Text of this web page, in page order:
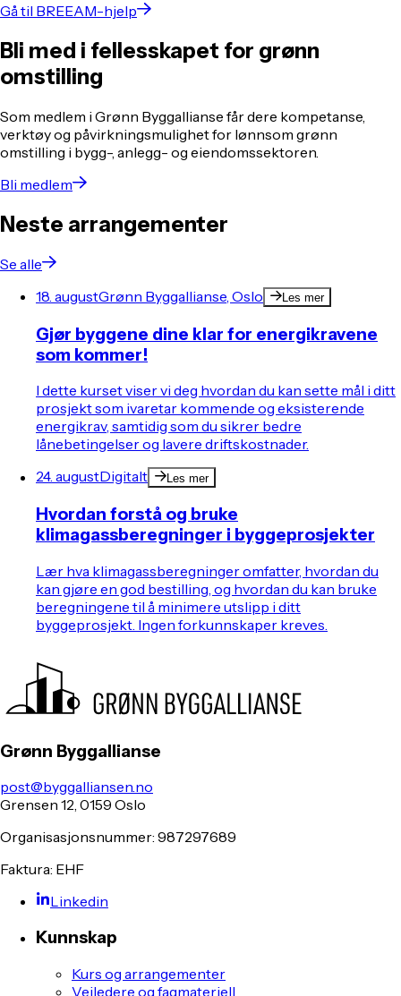
Gå til BREEAM-hjelp
Bli med i fellesskapet for grønn
omstilling
Som medlem i Grønn Byggallianse får dere kompetanse,
verktøy og påvirkningsmulighet for lønnsom grønn
omstilling i bygg-, anlegg- og eiendomssektoren.
Bli medlem
Neste arrangementer
Se alle
18. augustGrønn Byggallianse, Oslo Les mer
Gjør byggene dine klar for energikravene
som kommer!
I dette kurset viser vi deg hvordan du kan sette mål i ditt
prosjekt som ivaretar kommende og eksisterende
energikrav, samtidig som du sikrer bedre
lånebetingelser og lavere driftskostnader.
24. augustDigitalt Les mer
Hvordan forstå og bruke
klimagassberegninger i byggeprosjekter
Lær hva klimagassberegninger omfatter, hvordan du
kan gjøre en god bestilling, og hvordan du kan bruke
beregningene til å minimere utslipp i ditt
byggeprosjekt. Ingen forkunnskaper kreves.
Grønn Byggallianse
post@byggalliansen.no
Grensen 12, 0159 Oslo
Organisasjonsnummer: 987297689
Faktura: EHF
Linkedin
Kunnskap
Kurs og arrangementer
Veiledere og fagmateriell